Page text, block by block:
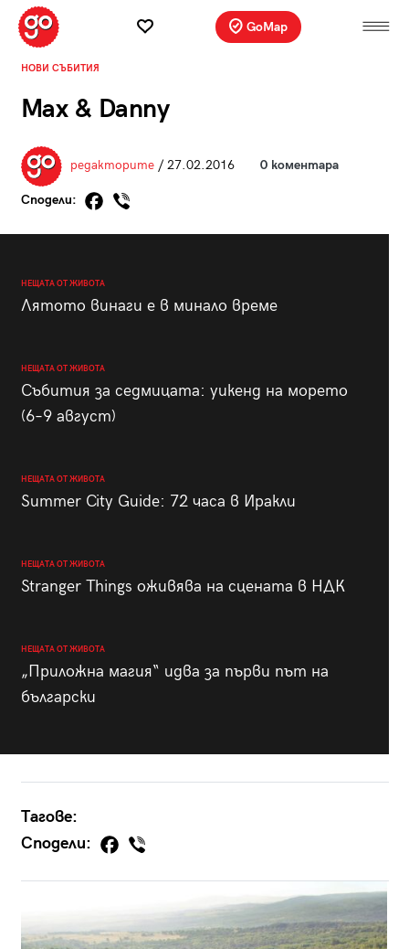
GoMap
НОВИ СЪБИТИЯ
Max & Danny
редакторите/ 27.02.2016 0 коментара
Сподели:
НЕЩАТА ОТ ЖИВОТА
Лятото винаги е в минало време
НЕЩАТА ОТ ЖИВОТА
Събития за седмицата: уикенд на морето
(6–9 август)
НЕЩАТА ОТ ЖИВОТА
Summer City Guide: 72 часа в Иракли
НЕЩАТА ОТ ЖИВОТА
Stranger Things оживява на сцената в НДК
НЕЩАТА ОТ ЖИВОТА
„Приложна магия“ идва за първи път на
български
Тагове:
Сподели: